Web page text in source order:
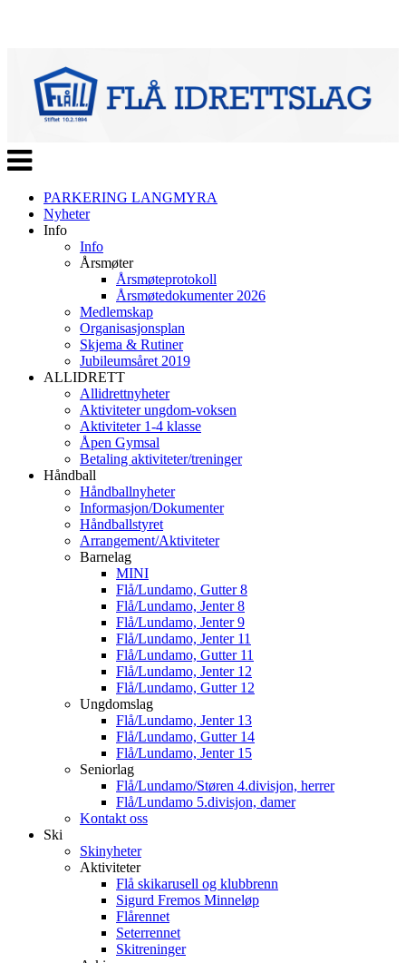
Veksle
navigasjon
PARKERING LANGMYRA
Nyheter
Info
Info
Årsmøter
Årsmøteprotokoll
Årsmøtedokumenter 2026
Medlemskap
Organisasjonsplan
Skjema & Rutiner
Jubileumsåret 2019
ALLIDRETT
Allidrettnyheter
Aktiviteter ungdom-voksen
Aktiviteter 1-4 klasse
Åpen Gymsal
Betaling aktiviteter/treninger
Håndball
Håndballnyheter
Informasjon/Dokumenter
Håndballstyret
Arrangement/Aktiviteter
Barnelag
MINI
Flå/Lundamo, Gutter 8
Flå/Lundamo, Jenter 8
Flå/Lundamo, Jenter 9
Flå/Lundamo, Jenter 11
Flå/Lundamo, Gutter 11
Flå/Lundamo, Jenter 12
Flå/Lundamo, Gutter 12
Ungdomslag
Flå/Lundamo, Jenter 13
Flå/Lundamo, Gutter 14
Flå/Lundamo, Jenter 15
Seniorlag
Flå/Lundamo/Støren 4.divisjon, herrer
Flå/Lundamo 5.divisjon, damer
Kontakt oss
Ski
Skinyheter
Aktiviteter
Flå skikarusell og klubbrenn
Sigurd Fremos Minneløp
Flårennet
Seterrennet
Skitreninger